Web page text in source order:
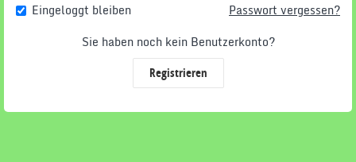
Eingeloggt bleiben
Passwort vergessen?
Sie haben noch kein Benutzerkonto?
Registrieren